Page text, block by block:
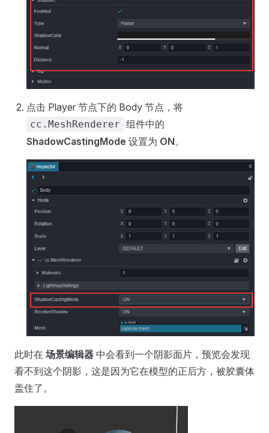
点击 Player 节点下的 Body 节点，将
cc.MeshRenderer 组件中的
ShadowCastingMode 设置为 ON。
此时在 场景编辑器 中会看到一个阴影面片，预览会发现
看不到这个阴影，这是因为它在模型的正后方，被胶囊体
盖住了。